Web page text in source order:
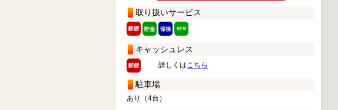
取り扱いサービス
キャッシュレス
詳しくはこちら
駐車場
あり（4台）